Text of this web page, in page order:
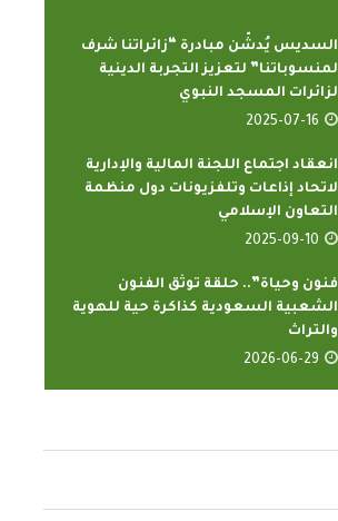
السديس يُدشّن مبادرة “زائراتنا شرف
لمنسوباتنا” لتعزيز التجربة الدينية
لزائرات المسجد النبوي
2025-07-16
انعقاد اجتماع اللجنة المالية والإدارية
لاتحاد إذاعات وتلفزيونات دول منظمة
التعاون الإسلامي
2025-09-10
فنون وحياة”.. حلقة توثق الفنون
الشعبية السعودية كذاكرة حية للهوية
والتراث
2026-06-29